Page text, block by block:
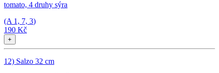
tomato, 4 druhy sýra
(A 1, 7, 3)
190 Kč
+
12) Salzo 32 cm